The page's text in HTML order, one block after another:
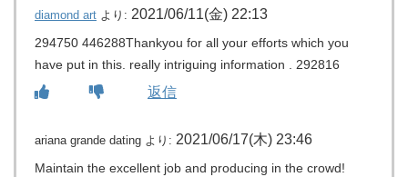
diamond art より: 2021/06/11(金) 22:13
294750 446288Thankyou for all your efforts which you
have put in this. really intriguing information . 292816
返信
ariana grande dating より: 2021/06/17(木) 23:46
Maintain the excellent job and producing in the crowd!